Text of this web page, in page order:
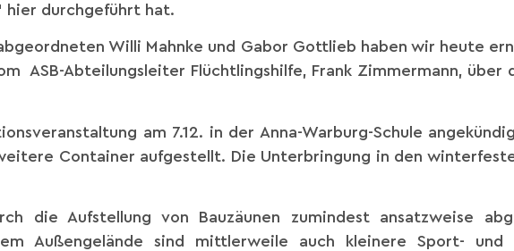
hier durchgeführt hat.
Willi Mahnke und Gabor Gottlieb haben wir heute
ASB-Abteilungsleiter Flüchtlingshilfe, Frank Zimmermann, über
am 7.12. in der Anna-Warburg-Schule
Container aufgestellt. Die Unterbringung in den
die Aufstellung von Bauzäunen zumindest ansatzweise
Außengelände sind mittlerweile auch kleinere Sport- und